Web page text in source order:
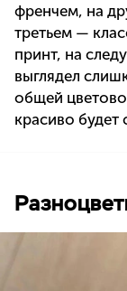
френчем, на
третьем —
принт, на
выглядел
общей
красиво будет